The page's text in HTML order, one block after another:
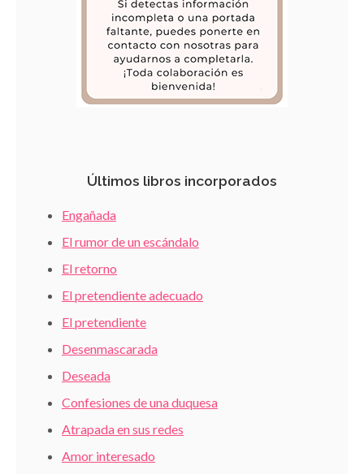
Últimos libros incorporados
Engañada
El rumor de un escándalo
El retorno
El pretendiente adecuado
El pretendiente
Desenmascarada
Deseada
Confesiones de una duquesa
Atrapada en sus redes
Amor interesado